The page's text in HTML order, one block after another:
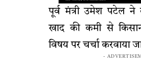
पूर्व मंत्री उमेश पटेल ने
खाद की कमी से
विषय पर चर्चा करवाया
-